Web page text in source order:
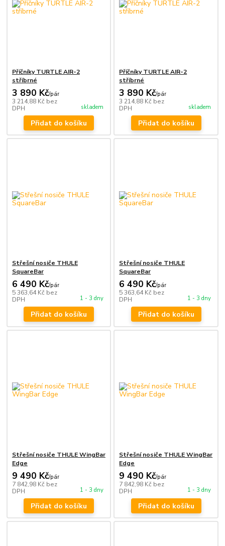
Příčníky TURTLE AIR-2
stříbrné
3 890 Kč/pár
3 214,88 Kč bez
DPH
skladem
Přidat do košíku
Příčníky TURTLE AIR-2
stříbrné
3 890 Kč/pár
3 214,88 Kč bez
DPH
skladem
Přidat do košíku
Střešní nosiče THULE
SquareBar
6 490 Kč/pár
5 363,64 Kč bez
DPH
1 - 3 dny
Přidat do košíku
Střešní nosiče THULE
SquareBar
6 490 Kč/pár
5 363,64 Kč bez
DPH
1 - 3 dny
Přidat do košíku
Střešní nosiče THULE WingBar
Edge
9 490 Kč/pár
7 842,98 Kč bez
DPH
1 - 3 dny
Přidat do košíku
Střešní nosiče THULE WingBar
Edge
9 490 Kč/pár
7 842,98 Kč bez
DPH
1 - 3 dny
Přidat do košíku